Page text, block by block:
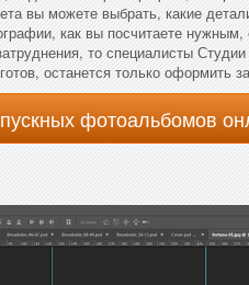
вы можете выбрать, какие
как вы посчитаете нужным,
то специалисты
останется только оформить
фотоальбомов